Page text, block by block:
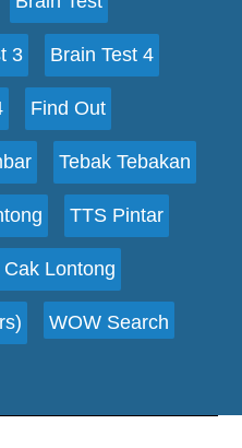
3 Brain Test 4
Find Out
Tebak Tebakan
TTS Pintar
Lontong
WOW Search